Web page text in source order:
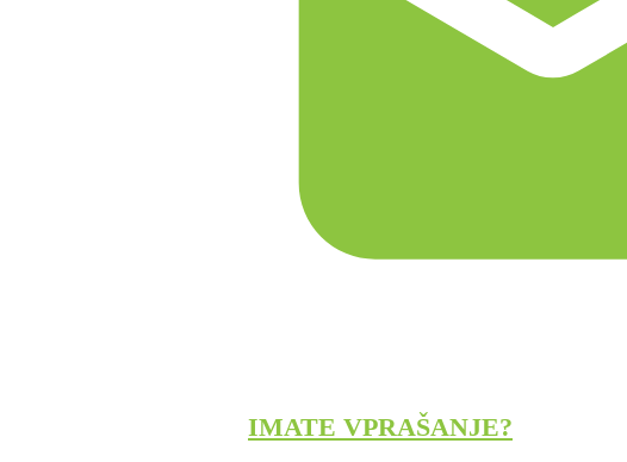
IMATE VPRAŠANJE?